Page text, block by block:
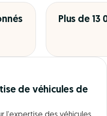
Plus de 13
de véhicules de